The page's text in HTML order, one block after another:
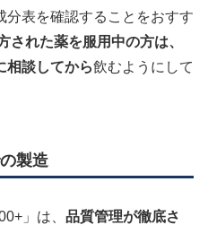
分表を確認することをおすす
された薬を服用中の方は、
相談してから飲むようにして
製造
」は、 品質管理が徹底さ